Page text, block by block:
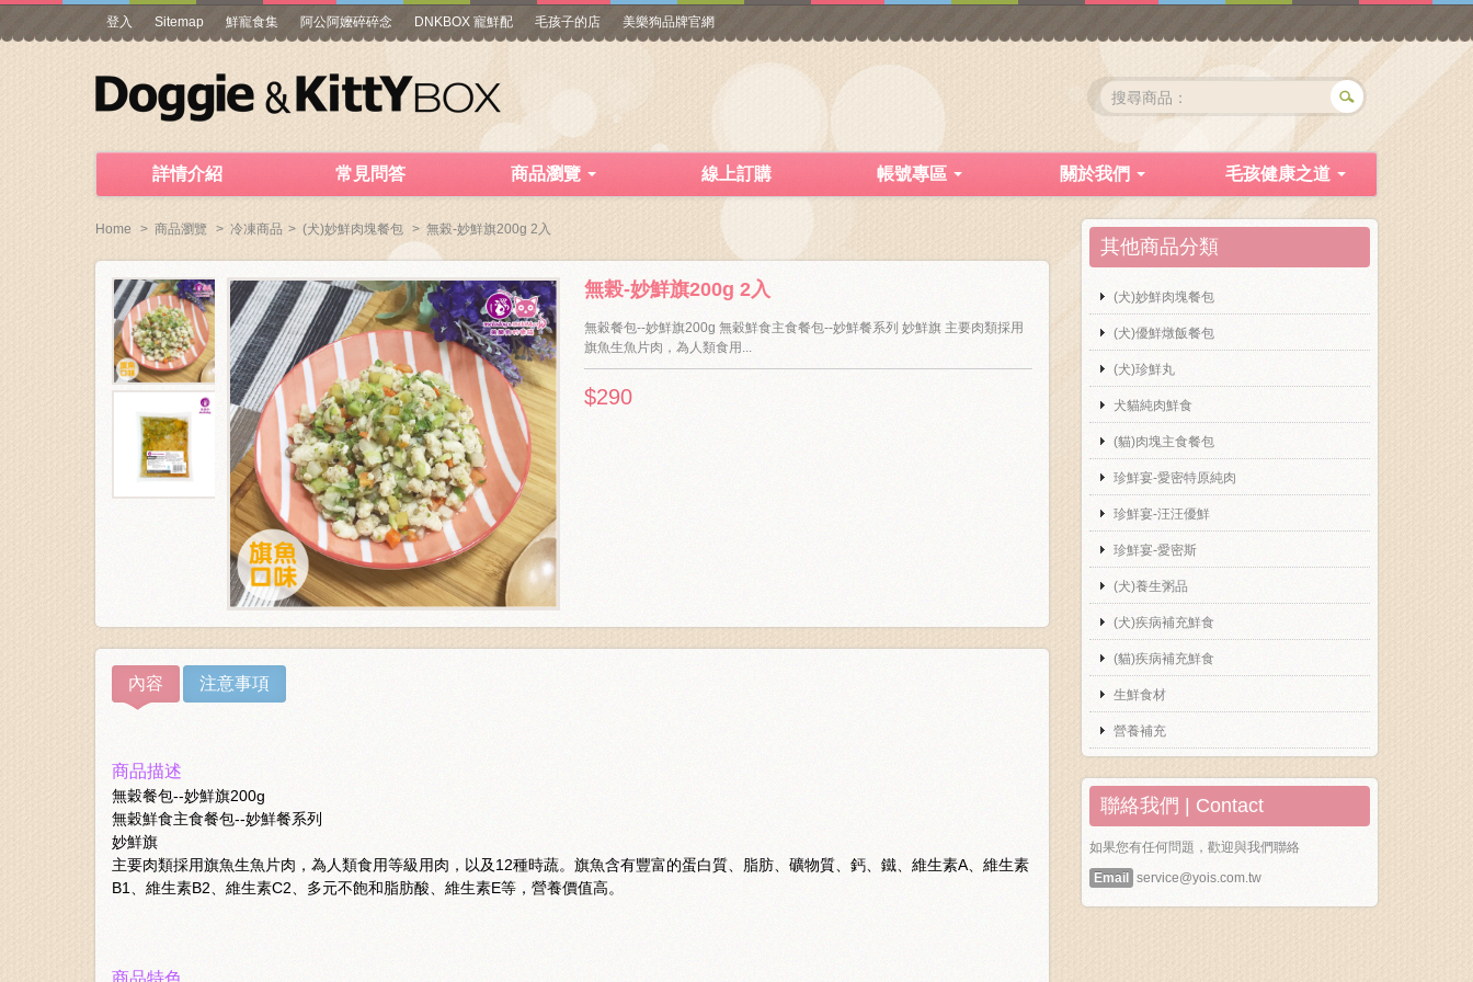
登入 Sitemap 鮮寵食集 阿公阿嬤碎碎念 DNKBOX 寵鮮配 毛孩子的店 美樂狗品牌官網
詳情介紹 常見問答 商品瀏覽 線上訂購 帳號專區 關於我們 毛孩健康之道
Home > 商品瀏覽 > 冷凍商品 > (犬)妙鮮肉塊餐包 > 無榖-妙鮮旗200g 2入
無榖-妙鮮旗200g 2入
無穀餐包--妙鮮旗200g 無穀鮮食主食餐包--妙鮮餐系列 妙鮮旗 主要肉類採用
旗魚生魚片肉，為人類食用...
$290
內容 注意事項
商品描述
無穀餐包--妙鮮旗200g
無穀鮮食主食餐包--妙鮮餐系列
妙鮮旗
主要肉類採用旗魚生魚片肉，為人類食用等級用肉，以及12種時蔬。旗魚含有豐富的蛋白質、脂肪、礦物質、鈣、鐵、維生素A、維生素
B1、維生素B2、維生素C2、多元不飽和脂肪酸、維生素E等，營養價值高。
其他商品分類
(犬)妙鮮肉塊餐包
(犬)優鮮燉飯餐包
(犬)珍鮮丸
犬貓純肉鮮食
(貓)肉塊主食餐包
珍鮮宴-愛密特原純肉
珍鮮宴-汪汪優鮮
珍鮮宴-愛密斯
(犬)養生粥品
(犬)疾病補充鮮食
(貓)疾病補充鮮食
生鮮食材
營養補充
聯絡我們 | Contact
如果您有任何問題，歡迎與我們聯絡
Email
service@yois.com.tw